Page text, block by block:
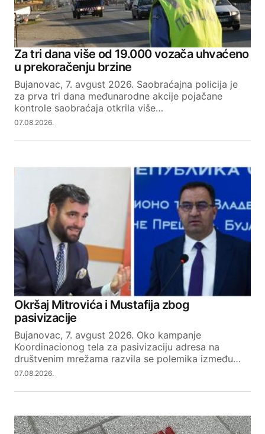
Za tri dana više od 19.000 vozača uhvaćeno
u prekoračenju brzine
Bujanovac, 7. avgust 2026. Saobraćajna policija je
za prva tri dana međunarodne akcije pojačane
kontrole saobraćaja otkrila više…
07.08.2026.
Okršaj Mitrovića i Mustafija zbog
pasivizacije
Bujanovac, 7. avgust 2026. Oko kampanje
Koordinacionog tela za pasivizaciju adresa na
društvenim mrežama razvila se polemika između…
07.08.2026.